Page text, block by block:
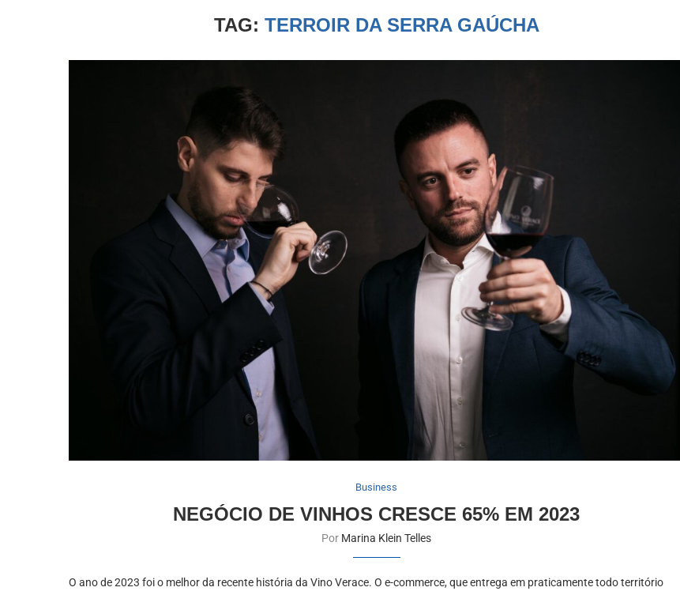
TAG: TERROIR DA SERRA GAÚCHA
Business
NEGÓCIO DE VINHOS CRESCE 65% EM 2023
Por Marina Klein Telles
O ano de 2023 foi o melhor da recente história da Vino Verace. O e-commerce, que entrega em praticamente todo território